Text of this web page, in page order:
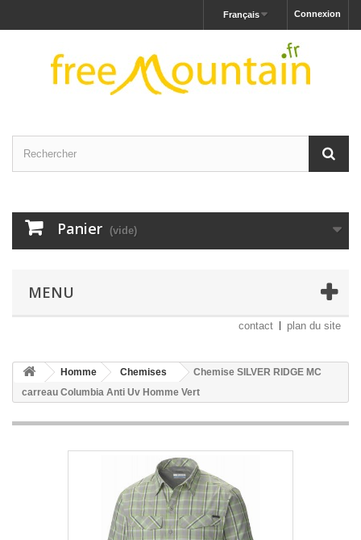
Connexion
Français
Panier (vide)
MENU
contact plan du site
Homme Chemises
Chemise SILVER RIDGE MC
carreau Columbia Anti Uv Homme Vert